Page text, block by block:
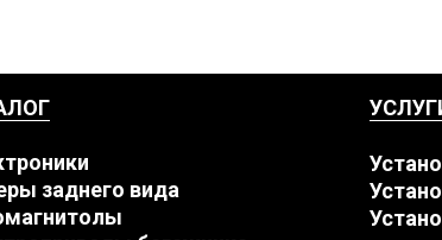
заднего вида